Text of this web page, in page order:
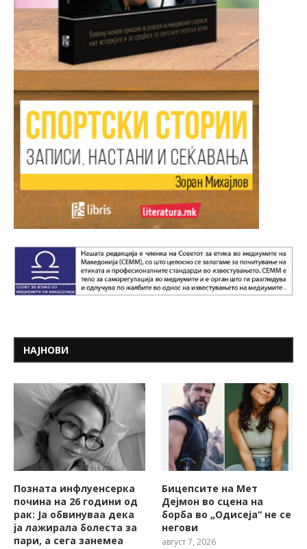
НАЈНОВИ
Позната инфлуенсерка
почина на 26 години од
рак: Ја обвинуваа дека
ја лажирала болеста за
пари, а сега занемеа
Бицепсите на Мет
Дејмон во сцена на
борба во „Одисеја“ не се
негови
август 7, 2026